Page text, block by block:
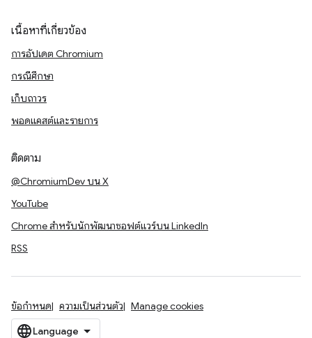
เนื้อหาที่เกี่ยวข้อง
การอัปเดต Chromium
กรณีศึกษา
เก็บถาวร
พอดแคสต์และรายการ
ติดตาม
@ChromiumDev บน X
YouTube
Chrome สำหรับนักพัฒนาซอฟต์แวร์บน LinkedIn
RSS
ข้อกำหนด ความเป็นส่วนตัว Manage cookies